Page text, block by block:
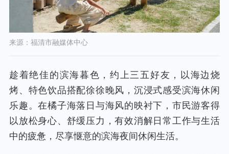
来源：福清市融媒体中心
趁着绝佳的滨海暮色，约上三五好友，以海边烧
烤、特色饮品搭配徐徐晚风，沉浸式感受滨海休闲
乐趣。在橘子海落日与海风的映衬下，市民游客得
以放松身心、舒缓压力，有效消解日常工作与生活
中的疲惫，尽享惬意的滨海夜间休闲生活。